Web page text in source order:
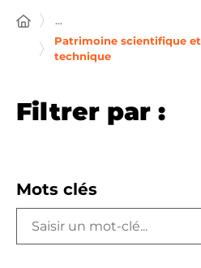
...
Patrimoine scientifique et
technique
Filtrer par :
Mots clés